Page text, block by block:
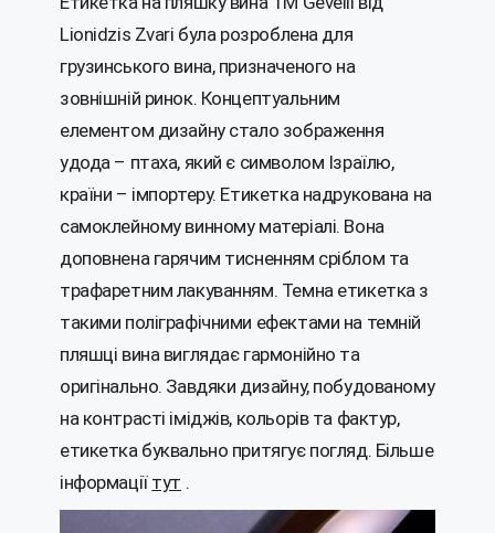
Lionidzis Zvari була розроблена для
грузинського вина, призначеного на
зовнішній ринок. Концептуальним
елементом дизайну стало зображення
удода – птаха, який є символом Ізраїлю,
країни – імпортеру. Етикетка надрукована на
самоклейному винному матеріалі. Вона
доповнена гарячим тисненням сріблом та
трафаретним лакуванням. Темна етикетка з
такими поліграфічними ефектами на темній
пляшці вина виглядає гармонійно та
оригінально. Завдяки дизайну, побудованому
на контрасті іміджів, кольорів та фактур,
етикетка буквально притягує погляд. Більше
інформації тут .